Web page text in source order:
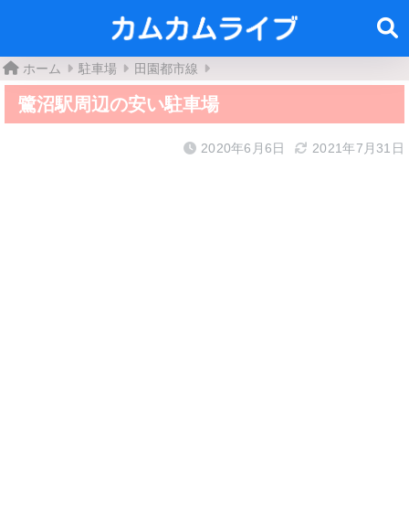
ホーム 駐車場 田園都市線
鷺沼駅周辺の安い駐車場
2020年6月6日 2021年7月31日